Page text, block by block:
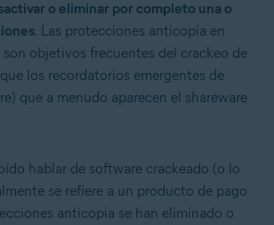
o eliminar por completo una o
. Las protecciones anticopia en
objetivos frecuentes del crackeo de
los recordatorios emergentes de
que a menudo aparecen el shareware
hablar de software crackeado (o lo
se refiere a un producto de pago
anticopia se han eliminado o